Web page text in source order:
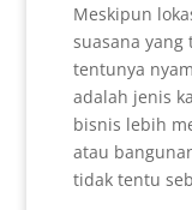
Meskipun
suasana
tentunya
adalah jenis
bisnis lebih
atau
tidak tentu